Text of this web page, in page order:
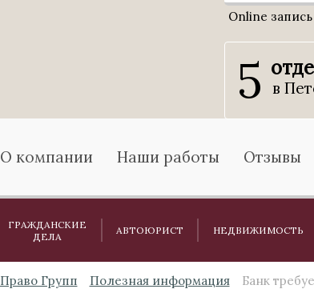
Online
5 в
О компании Наши работы Отзывы
ГРАЖДАНСКИЕ
ДЕЛА
АВТОЮРИСТ НЕДВИЖИМОСТЬ
Право Групп Полезная информация Банк